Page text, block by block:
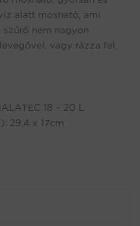
alatt mosható, ami
szűrő nem nagyon
vagy rázza fel,
18 – 20 L
29,4 x 17cm